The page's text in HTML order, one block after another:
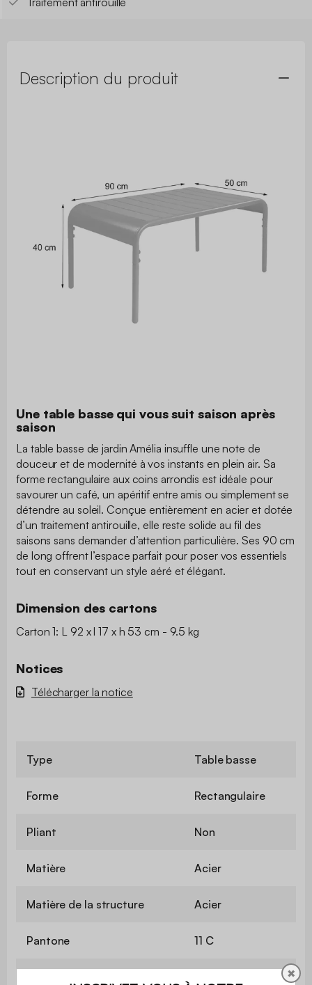
Description du produit
Une table basse qui vous suit saison après
saison
La table basse de jardin Amélia insuffle une note de
douceur et de modernité à vos instants en plein air. Sa
forme rectangulaire aux coins arrondis est idéale pour
savourer un café, un apéritif entre amis ou simplement se
détendre au soleil. Conçue entièrement en acier et dotée
d’un traitement antirouille, elle reste solide au fil des
saisons sans demander d’attention particulière. Ses 90 cm
de long offrent l’espace parfait pour poser vos essentiels
tout en conservant un style aéré et élégant.
Dimension des cartons
Carton 1: L 92 x l 17 x h 53 cm - 9.5 kg
Notices
Télécharger la notice
Type Table basse
Forme Rectangulaire
Pliant Non
Matière Acier
Matière de la structure Acier
Pantone 11 C
✖